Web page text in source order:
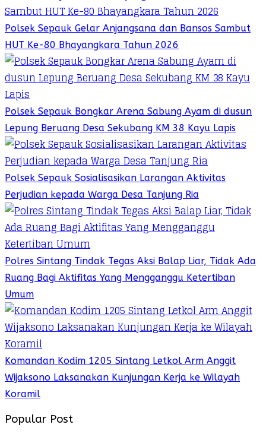
Polsek Sepauk Gelar Anjangsana dan Bansos Sambut
HUT Ke-80 Bhayangkara Tahun 2026
Polsek Sepauk Bongkar Arena Sabung Ayam di dusun
Lepung Beruang Desa Sekubang KM 38 Kayu Lapis
Polsek Sepauk Sosialisasikan Larangan Aktivitas
Perjudian kepada Warga Desa Tanjung Ria
Polres Sintang Tindak Tegas Aksi Balap Liar, Tidak Ada
Ruang Bagi Aktifitas Yang Mengganggu Ketertiban
Umum
Komandan Kodim 1205 Sintang Letkol Arm Anggit
Wijaksono Laksanakan Kunjungan Kerja ke Wilayah
Koramil
Popular Post